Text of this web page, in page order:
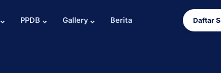
PPDB Gallery Berita Daftar